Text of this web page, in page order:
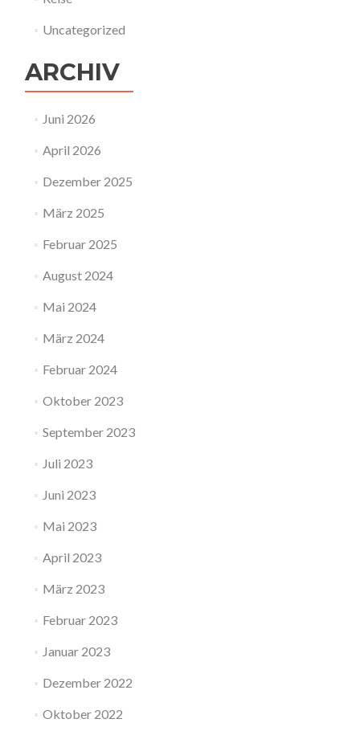
Uncategorized
ARCHIV
Juni 2026
April 2026
Dezember 2025
März 2025
Februar 2025
August 2024
Mai 2024
März 2024
Februar 2024
Oktober 2023
September 2023
Juli 2023
Juni 2023
Mai 2023
April 2023
März 2023
Februar 2023
Januar 2023
Dezember 2022
Oktober 2022